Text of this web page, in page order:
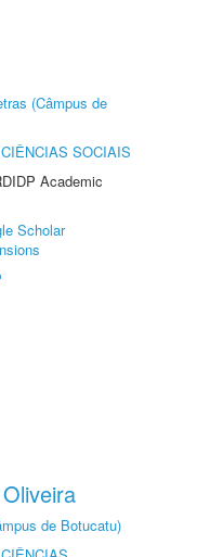
(Câmpus de
SOCIAIS
Academic
Scholar
de Botucatu)